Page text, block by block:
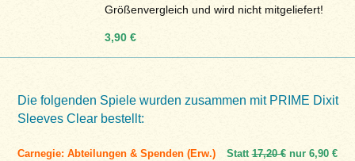
Größenvergleich und wird nicht mitgeliefert!
3,90 €
Die folgenden Spiele wurden zusammen mit PRIME Dixit
Sleeves Clear bestellt:
Carnegie: Abteilungen & Spenden (Erw.)
Statt17,20 €nur 6,90 €